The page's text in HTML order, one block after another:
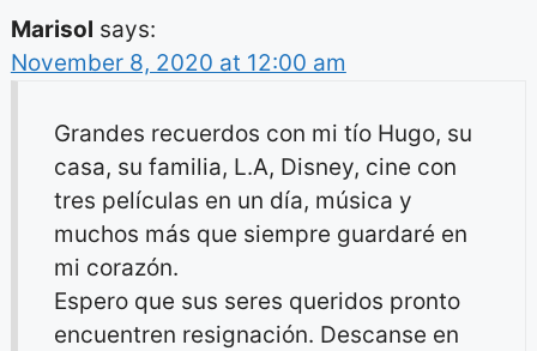
Marisol says:
November 8, 2020 at 12:00 am
Grandes recuerdos con mi tío Hugo, su
casa, su familia, L.A, Disney, cine con
tres películas en un día, música y
muchos más que siempre guardaré en
mi corazón.
Espero que sus seres queridos pronto
encuentren resignación. Descanse en